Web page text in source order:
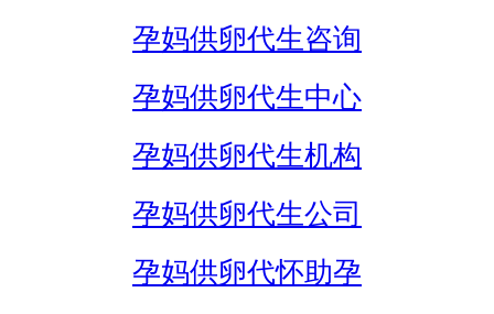
孕妈供卵代生咨询
孕妈供卵代生中心
孕妈供卵代生机构
孕妈供卵代生公司
孕妈供卵代怀助孕